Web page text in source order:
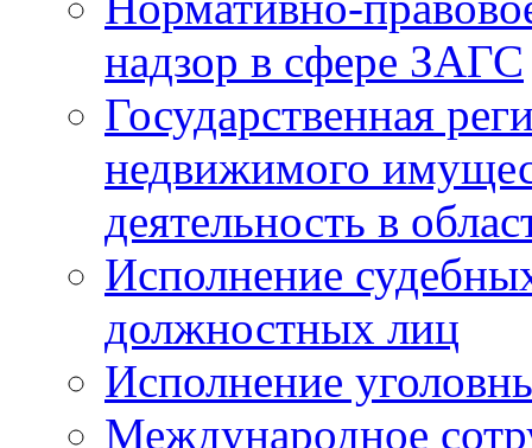
надзор в сфере ЗАГС
Государственная
недвижимого
деятельность в
Исполнение
должностных лиц
Исполнение
Международное